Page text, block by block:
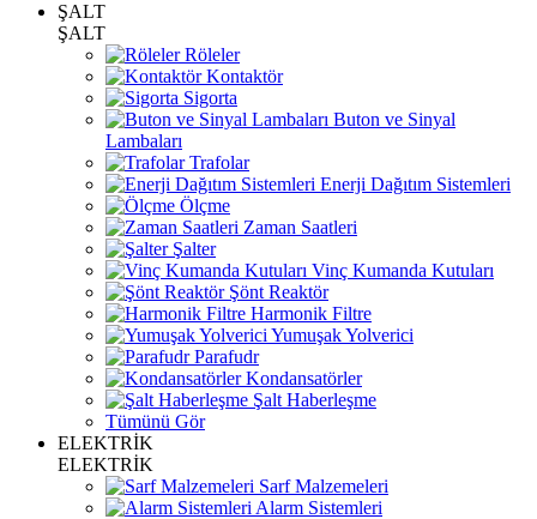
ŞALT
ŞALT
Röleler
Kontaktör
Sigorta
Buton ve Sinyal
Lambaları
Trafolar
Enerji Dağıtım Sistemleri
Ölçme
Zaman Saatleri
Şalter
Vinç Kumanda Kutuları
Şönt Reaktör
Harmonik Filtre
Yumuşak Yolverici
Parafudr
Kondansatörler
Şalt Haberleşme
Tümünü Gör
ELEKTRİK
ELEKTRİK
Sarf Malzemeleri
Alarm Sistemleri